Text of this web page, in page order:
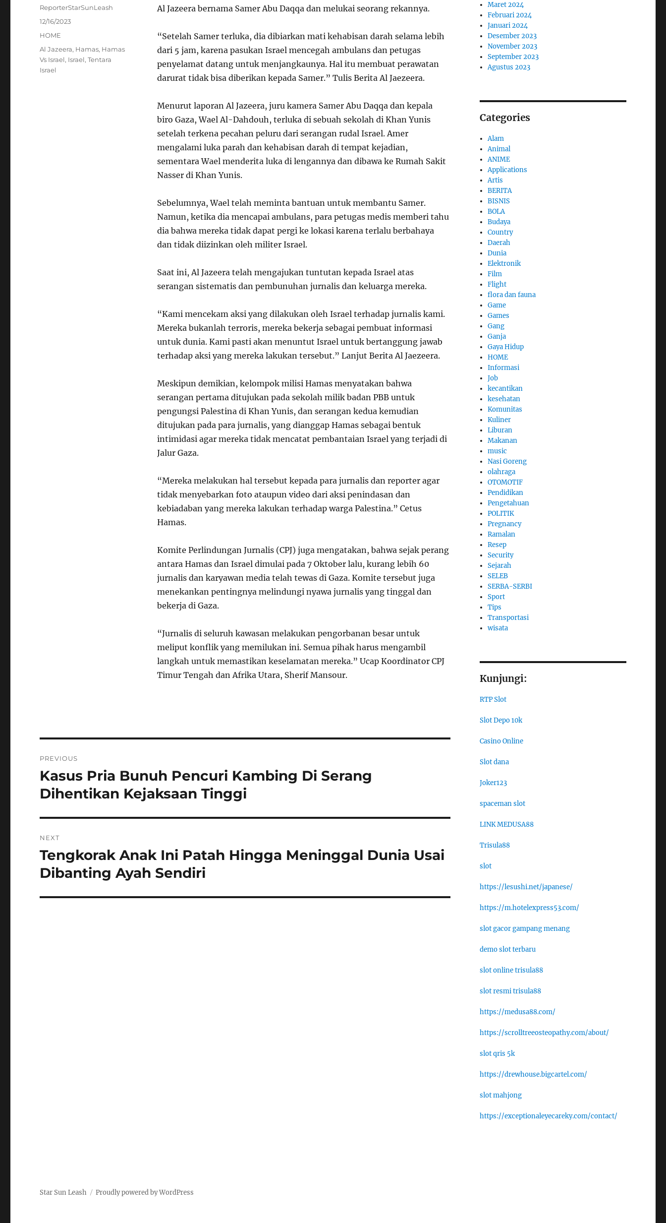
Al Jazeera bernama Samer Abu Daqqa dan melukai seorang rekannya.
“Setelah Samer terluka, dia dibiarkan mati kehabisan darah selama lebih
dari 5 jam, karena pasukan Israel mencegah ambulans dan petugas
penyelamat datang untuk menjangkaunya. Hal itu membuat perawatan
darurat tidak bisa diberikan kepada Samer.” Tulis Berita Al Jaezeera.
Menurut laporan Al Jazeera, juru kamera Samer Abu Daqqa dan kepala
biro Gaza, Wael Al-Dahdouh, terluka di sebuah sekolah di Khan Yunis
setelah terkena pecahan peluru dari serangan rudal Israel. Amer
mengalami luka parah dan kehabisan darah di tempat kejadian,
sementara Wael menderita luka di lengannya dan dibawa ke Rumah Sakit
Nasser di Khan Yunis.
Sebelumnya, Wael telah meminta bantuan untuk membantu Samer.
Namun, ketika dia mencapai ambulans, para petugas medis memberi tahu
dia bahwa mereka tidak dapat pergi ke lokasi karena terlalu berbahaya
dan tidak diizinkan oleh militer Israel.
Saat ini, Al Jazeera telah mengajukan tuntutan kepada Israel atas
serangan sistematis dan pembunuhan jurnalis dan keluarga mereka.
“Kami mencekam aksi yang dilakukan oleh Israel terhadap jurnalis kami.
Mereka bukanlah terroris, mereka bekerja sebagai pembuat informasi
untuk dunia. Kami pasti akan menuntut Israel untuk bertanggung jawab
terhadap aksi yang mereka lakukan tersebut.” Lanjut Berita Al Jaezeera.
Meskipun demikian, kelompok milisi Hamas menyatakan bahwa
serangan pertama ditujukan pada sekolah milik badan PBB untuk
pengungsi Palestina di Khan Yunis, dan serangan kedua kemudian
ditujukan pada para jurnalis, yang dianggap Hamas sebagai bentuk
intimidasi agar mereka tidak mencatat pembantaian Israel yang terjadi di
Jalur Gaza.
“Mereka melakukan hal tersebut kepada para jurnalis dan reporter agar
tidak menyebarkan foto ataupun video dari aksi penindasan dan
kebiadaban yang mereka lakukan terhadap warga Palestina.” Cetus
Hamas.
Komite Perlindungan Jurnalis (CPJ) juga mengatakan, bahwa sejak perang
antara Hamas dan Israel dimulai pada 7 Oktober lalu, kurang lebih 60
jurnalis dan karyawan media telah tewas di Gaza. Komite tersebut juga
menekankan pentingnya melindungi nyawa jurnalis yang tinggal dan
bekerja di Gaza.
“Jurnalis di seluruh kawasan melakukan pengorbanan besar untuk
meliput konflik yang memilukan ini. Semua pihak harus mengambil
langkah untuk memastikan keselamatan mereka.” Ucap Koordinator CPJ
Timur Tengah dan Afrika Utara, Sherif Mansour.
Author
ReporterStarSunLeash
Posted
12/16/2023
Categories
HOME
Tags
Al Jazeera, Hamas, Hamas
Vs Israel, Israel,Tentara
Israel
pos
PREVIOUS
Previous
post:
Kasus Pria Bunuh Pencuri Kambing Di Serang
Dihentikan Kejaksaan Tinggi
NEXT
Next
post:
Tengkorak Anak Ini Patah Hingga Meninggal Dunia Usai
Dibanting Ayah Sendiri
Maret 2024
Februari 2024
Januari 2024
Desember 2023
November 2023
September 2023
Agustus 2023
Categories
Alam
Animal
ANIME
Applications
Artis
BERITA
BISNIS
BOLA
Budaya
Country
Daerah
Dunia
Elektronik
Film
Flight
flora dan fauna
Game
Games
Gang
Ganja
Gaya Hidup
HOME
Informasi
Job
kecantikan
kesehatan
Komunitas
Kuliner
Liburan
Makanan
music
Nasi Goreng
olahraga
OTOMOTIF
Pendidikan
Pengetahuan
POLITIK
Pregnancy
Ramalan
Resep
Security
Sejarah
SELEB
SERBA-SERBI
Sport
Tips
Transportasi
wisata
Kunjungi:
RTP Slot
Slot Depo 10k
Casino Online
Slot dana
Joker123
spaceman slot
LINK MEDUSA88
Trisula88
slot
https://lesushi.net/japanese/
https://m.hotelexpress53.com/
slot gacor gampang menang
demo slot terbaru
slot online trisula88
slot resmi trisula88
https://medusa88.com/
https://scrolltreeosteopathy.com/about/
slot qris 5k
https://drewhouse.bigcartel.com/
slot mahjong
https://exceptionaleyecareky.com/contact/
Star Sun Leash Proudly powered by WordPress